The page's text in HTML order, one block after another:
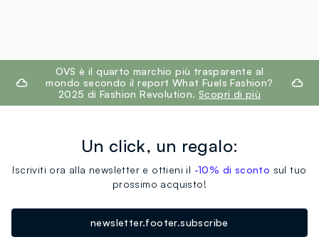
footer.ariatitleOVS è il quarto marchio più trasparente al
mondo secondo il report What Fuels Fashion?
2025 di Fashion Revolution. Scopri di più
Un click, un regalo:
Iscriviti ora alla newsletter e ottieni il -10% di sconto sul tuo
prossimo acquisto!
newsletter.footer.subscribe